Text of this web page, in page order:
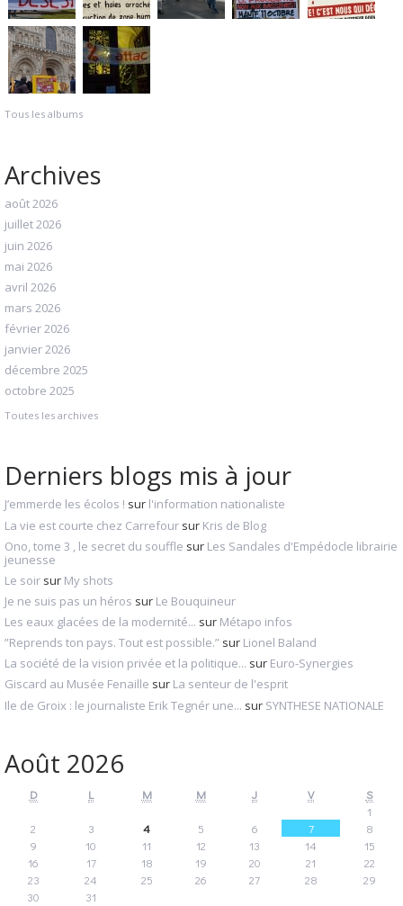
Tous les albums
Archives
août 2026
juillet 2026
juin 2026
mai 2026
avril 2026
mars 2026
février 2026
janvier 2026
décembre 2025
octobre 2025
Toutes les archives
Derniers blogs mis à jour
J’emmerde les écolos ! sur l'information nationaliste
La vie est courte chez Carrefour sur Kris de Blog
Ono, tome 3 , le secret du souffle sur Les Sandales d'Empédocle librairie
jeunesse
Le soir sur My shots
Je ne suis pas un héros sur Le Bouquineur
Les eaux glacées de la modernité... sur Métapo infos
”Reprends ton pays. Tout est possible.” sur Lionel Baland
La société de la vision privée et la politique... sur Euro-Synergies
Giscard au Musée Fenaille sur La senteur de l'esprit
Ile de Groix : le journaliste Erik Tegnér une... sur SYNTHESE NATIONALE
Août 2026
D L M M J V
S
1
2
3 4 5 6 7
8
9
10 11 12 13 14
15
16
17 18 19 20 21
22
23
24 25 26 27 28
29
30
31